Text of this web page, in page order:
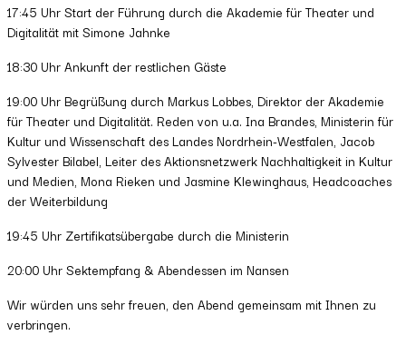
17:45 Uhr Start der Führung durch die Akademie für Theater und
Digitalität mit Simone Jahnke
18:30 Uhr Ankunft der restlichen Gäste
19:00 Uhr Begrüßung durch Markus Lobbes, Direktor der Akademie
für Theater und Digitalität. Reden von u.a. Ina Brandes, Ministerin für
Kultur und Wissenschaft des Landes Nordrhein-Westfalen, Jacob
Sylvester Bilabel, Leiter des Aktionsnetzwerk Nachhaltigkeit in Kultur
und Medien, Mona Rieken und Jasmine Klewinghaus, Headcoaches
der Weiterbildung
19:45 Uhr Zertifikatsübergabe durch die Ministerin
20:00 Uhr Sektempfang & Abendessen im Nansen
Wir würden uns sehr freuen, den Abend gemeinsam mit Ihnen zu
verbringen.